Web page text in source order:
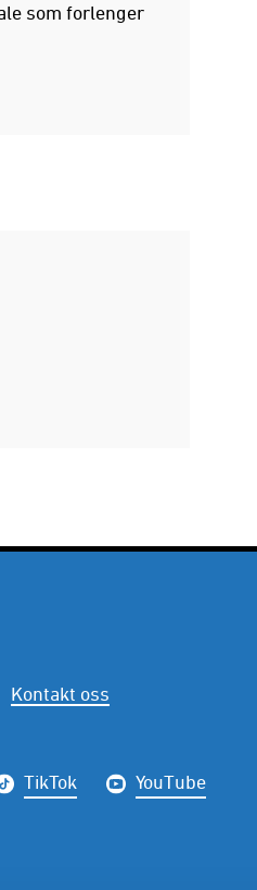
som forlenger
Kontakt oss
TikTok YouTube